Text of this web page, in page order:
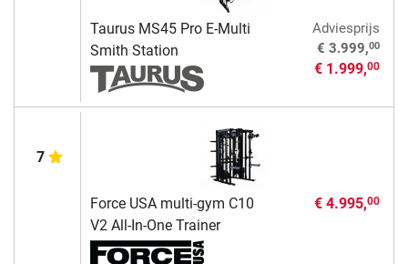
Taurus MS45 Pro E-Multi
Smith Station
Adviesprijs
€ 3.999,00
€ 1.999,00
7
Force USA multi-gym C10
V2 All-In-One Trainer
€ 4.995,00